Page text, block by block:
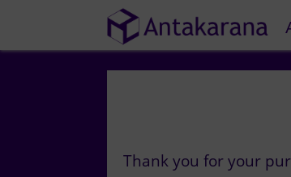
Thank you for your